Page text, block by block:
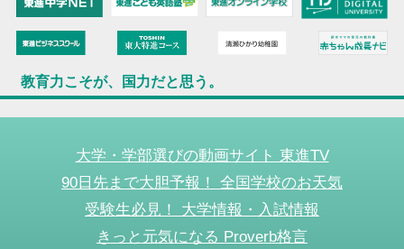
教育力こそが、国力だと思う。
大学・学部選びの動画サイト 東進TV
90日先まで大胆予報！ 全国学校のお天気
受験生必見！ 大学情報・入試情報
きっと元気になる Proverb格言